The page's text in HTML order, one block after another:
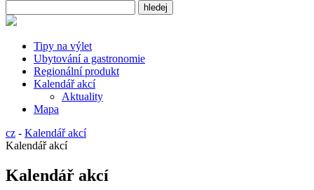
Tipy na výlet
Ubytování a gastronomie
Regionální produkt
Kalendář akcí
Aktuality
Mapa
cz - Kalendář akcí
Kalendář akcí
Kalendář akcí